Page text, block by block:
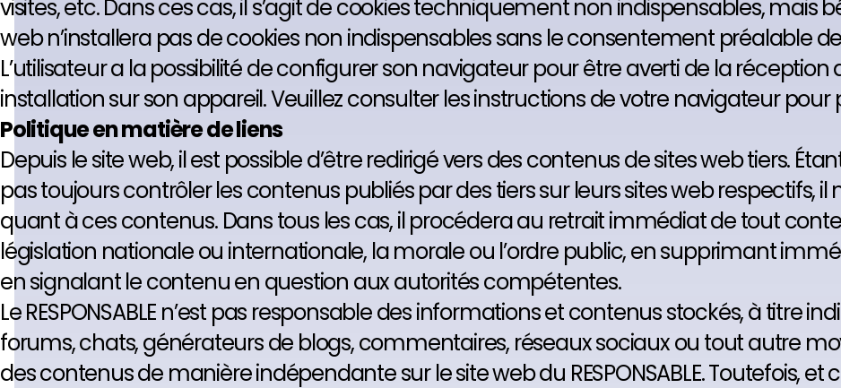
visites, etc. Dans ces cas, il s’agit de cookies techniquement non indispensables, mais
web n’installera pas de cookies non indispensables sans le consentement préalable de
L’utilisateur a la possibilité de configurer son navigateur pour être averti de la
installation sur son appareil. Veuillez consulter les instructions de votre navigateur pour
Politique en matière de liens
Depuis le site web, il est possible d’être redirigé vers des contenus de sites web tiers.
pas toujours contrôler les contenus publiés par des tiers sur leurs sites web respectifs,
quant à ces contenus. Dans tous les cas, il procédera au retrait immédiat de tout
législation nationale ou internationale, la morale ou l’ordre public, en supprimant
en signalant le contenu en question aux autorités compétentes.
Le RESPONSABLE n’est pas responsable des informations et contenus stockés, à titre
forums, chats, générateurs de blogs, commentaires, réseaux sociaux ou tout autre
des contenus de manière indépendante sur le site web du RESPONSABLE. Toutefois,